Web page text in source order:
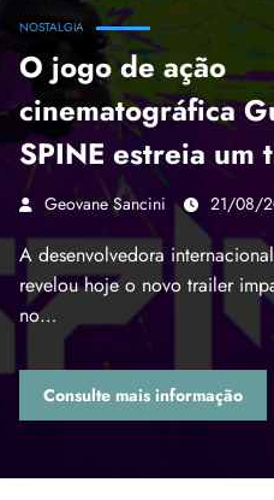
NOSTALGIA
O jogo de ação
cinematográfica
SPINE estreia um
gameplay
Gamescom 2024
Geovane Sancini 21/08/
A desenvolvedora
revelou hoje o novo trailer
no…
Consulte mais informação